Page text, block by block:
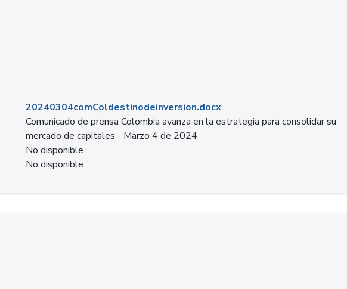
20240304comColdestinodeinversion.docx
Comunicado de prensa Colombia avanza en la estrategia para consolidar su
mercado de capitales - Marzo 4 de 2024
No disponible
No disponible